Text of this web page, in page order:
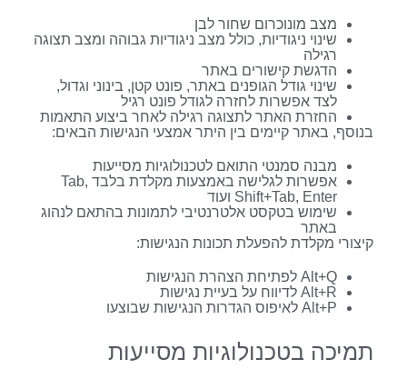
מצב מונוכרום שחור לבן
שינוי ניגודיות, כולל מצב ניגודיות גבוהה ומצב תצוגה
רגילה
הדגשת קישורים באתר
שינוי גודל הגופנים באתר, פונט קטן, בינוני וגדול,
לצד אפשרות לחזרה לגודל פונט רגיל
החזרת האתר לתצוגה רגילה לאחר ביצוע התאמות
בנוסף, באתר קיימים בין היתר אמצעי הנגישות הבאים:
מבנה סמנטי התואם לטכנולוגיות מסייעות
אפשרות לגלישה באמצעות מקלדת בלבד Tab,
Shift+Tab, Enter ועוד
שימוש בטקסט אלטרנטיבי לתמונות בהתאם לנהוג
באתר
קיצורי מקלדת להפעלת תכונות הנגישות:
Alt+Q לפתיחת הצהרת הנגישות
Alt+R לדיווח על בעיית נגישות
Alt+P לאיפוס הגדרות הנגישות שבוצעו
תמיכה בטכנולוגיות מסייעות